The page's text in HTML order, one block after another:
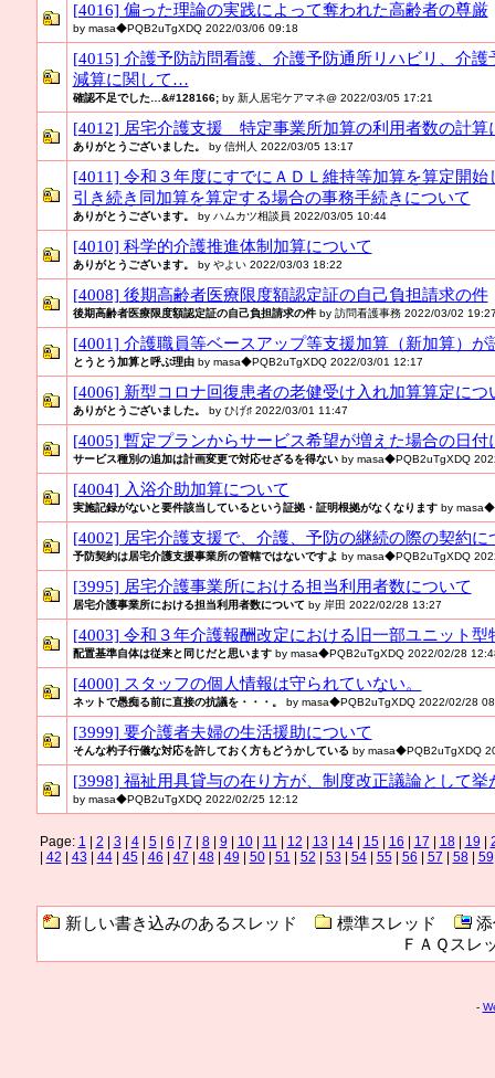
[4016] 偏った理論の実践によって奪われた高齢者の尊厳
by masa◆PQB2uTgXDQ 2022/03/06 09:18
[4015] 介護予防訪問看護、介護予防通所リハビリ、介
減算に関して…
確認不足でした…&#128166;by 新人居宅ケアマネ@ 2022/03/05 17:21
[4012] 居宅介護支援 特定事業所加算の利用者数の計算
ありがとうございました。 by 信州人 2022/03/05 13:17
[4011] 令和３年度にすでにＡＤＬ維持等加算を算定開
引き続き同加算を算定する場合の事務手続きについて
ありがとうございます。 by ハムカツ相談員 2022/03/05 10:44
[4010] 科学的介護推進体制加算について
ありがとうございます。 by やよい 2022/03/03 18:22
[4008] 後期高齢者医療限度額認定証の自己負担請求の件
後期高齢者医療限度額認定証の自己負担請求の件by 訪問看護事務 2022/03/02
[4001] 介護職員等ベースアップ等支援加算（新加算）が
とうとう加算と呼ぶ理由by masa◆PQB2uTgXDQ 2022/03/01 12:17
[4006] 新型コロナ回復患者の老健受け入れ加算算定につ
ありがとうございました。 by ひげ♯ 2022/03/01 11:47
[4005] 暫定プランからサービス希望が増えた場合の日付
サービス種別の追加は計画変更で対応せざるを得ないby masa◆PQB2uTgXDQ
[4004] 入浴介助加算について
実施記録がないと要件該当しているという証拠・証明根拠がなくなりますby
[4002] 居宅介護支援で、介護、予防の継続の際の契約に
予防契約は居宅介護支援事業所の管轄ではないですよ by masa◆PQB2uTgXDQ
[3995] 居宅介護事業所における担当利用者数について
居宅介護事業所における担当利用者数についてby 岸田 2022/02/28 13:27
[4003] 令和３年介護報酬改定における旧一部ユニット
配置基準自体は従来と同じだと思いますby masa◆PQB2uTgXDQ 2022/02/28
[4000] スタッフの個人情報は守られていない。
ネットで愚痴る前に直接の抗議を・・・。 by masa◆PQB2uTgXDQ 2022/02/28
[3999] 要介護者夫婦の生活援助について
そんな杓子行儀な対応を許しておく方もどうかしている by masa◆PQB2uTgXDQ
[3998] 福祉用具貸与の在り方が、制度改正議論として挙
by masa◆PQB2uTgXDQ 2022/02/25 12:12
Page: 1 2 3| 4| 5| 6 7 8| 9| 10| 11 12 13| 14| 15| 16 17 18| 19|
42 43| 44| 45| 46 47 48| 49| 50| 51 52 53| 54| 55| 56 57 58| 59
新しい書き込みのあるスレッド 標準スレッド
ＦＡＱス
-